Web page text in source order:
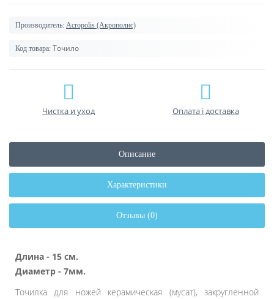
Производитель: Acropolis (Акрополис)
Код товара: Точило
Чистка и уход Оплата і доставка
Описание
Характеристики
Отзывы (0)
Длина - 15 см.
Диаметр - 7мм.
Точилка для ножей керамическая (мусат), закругленной